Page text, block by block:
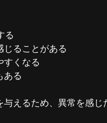
る
じることがある
すくなる
ある
えるため、異常を感じ